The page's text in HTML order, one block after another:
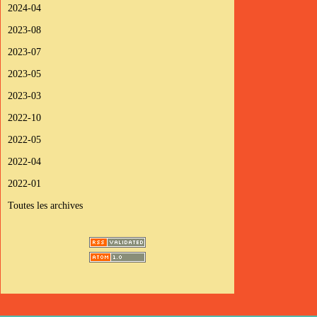
2024-04
2023-08
2023-07
2023-05
2023-03
2022-10
2022-05
2022-04
2022-01
Toutes les archives